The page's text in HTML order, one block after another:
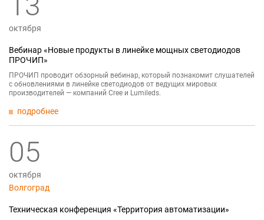
октября
Вебинар «Новые продукты в линейке мощных светодиодов
ПРОЧИП»
ПРОЧИП проводит обзорный вебинар, который познакомит слушателей
с обновлениями в линейке светодиодов от ведущих мировых
производителей — компаний Cree и Lumileds.
подробнее
05
октября
Волгоград
Техническая конференция «Территория автоматизации»